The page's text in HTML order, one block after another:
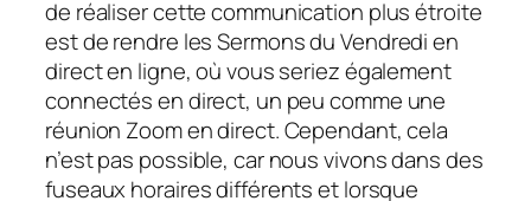
de réaliser cette communication plus étroite
est de rendre les Sermons du Vendredi en
direct en ligne, où vous seriez également
connectés en direct, un peu comme une
réunion Zoom en direct. Cependant, cela
n’est pas possible, car nous vivons dans des
fuseaux horaires différents et lorsque